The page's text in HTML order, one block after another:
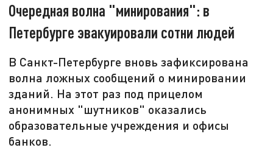
Очередная волна "минирования": в
Петербурге эвакуировали сотни людей
В Санкт-Петербурге вновь зафиксирована
волна ложных сообщений о минировании
зданий. На этот раз под прицелом
анонимных "шутников" оказались
образовательные учреждения и офисы
банков.